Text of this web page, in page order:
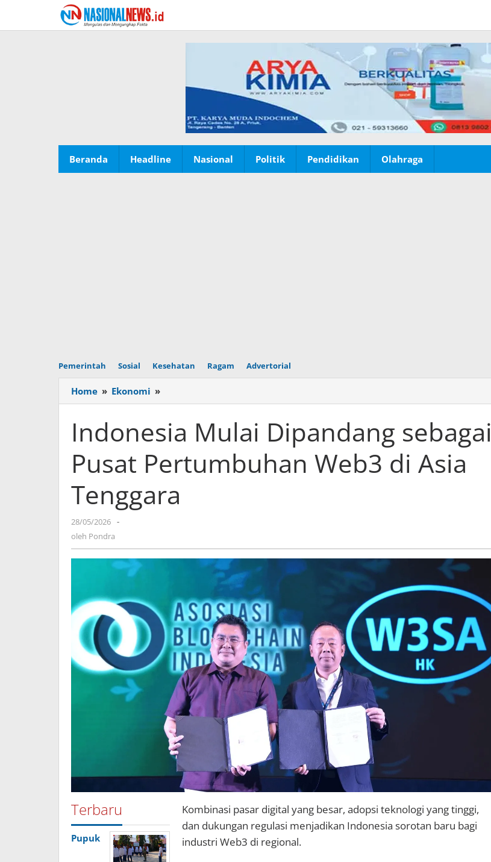
konten
Beranda Headline Nasional Politik Pendidikan Olahraga
Pemerintah Sosial Kesehatan Ragam Advertorial
Home » Ekonomi »
Mulai
sebagai
Pusat
Pertumbuhan
Web3
Asia
Indonesia Mulai Dipandang sebagai
Pusat Pertumbuhan Web3 di Asia
Tenggara
28/05/2026 oleh
-
oleh Pondra
Terbaru
Pupuk
Kombinasi pasar digital yang besar, adopsi teknologi yang tinggi,
dan dukungan regulasi menjadikan Indonesia sorotan baru bagi
industri Web3 di regional.